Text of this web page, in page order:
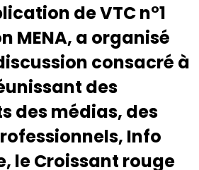
de VTC n°1
MENA, a organisé
consacré à
des
des médias, des
Info
le Croissant rouge